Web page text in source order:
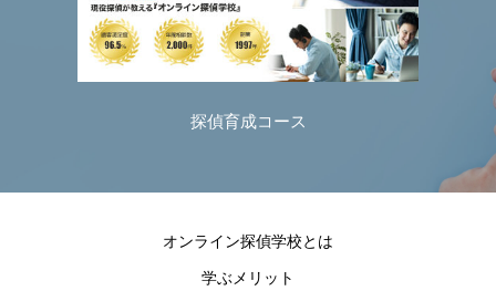
探偵育成コース
オンライン探偵学校とは
学ぶメリット